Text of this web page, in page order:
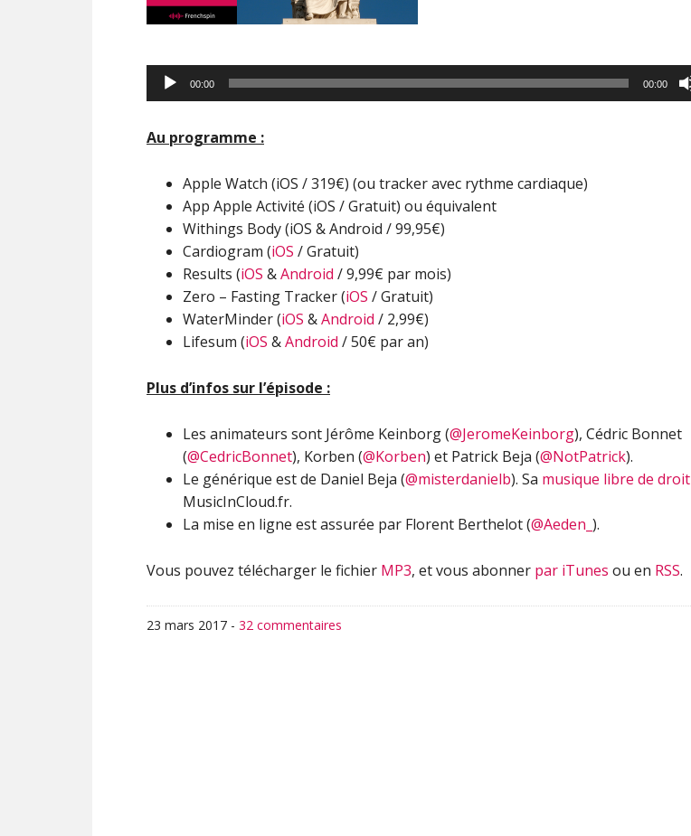
Lecteur
audio
00:00 00:00
Au programme :
Apple Watch (iOS / 319€) (ou tracker avec rythme cardiaque)
App Apple Activité (iOS / Gratuit) ou équivalent
Withings Body (iOS & Android / 99,95€)
Cardiogram (iOS / Gratuit)
Results (iOS &Android / 9,99€ par mois)
Zero – Fasting Tracker (iOS / Gratuit)
WaterMinder (iOS &Android / 2,99€)
Lifesum (iOS &Android / 50€ par an)
Plus d’infos sur l’épisode :
Les animateurs sont Jérôme Keinborg (@JeromeKeinborg), Cédric Bonnet
(@CedricBonnet), Korben (@Korben) et Patrick Beja (@NotPatrick).
Le générique est de Daniel Beja (@misterdanielb). Sa musique libre de droit
MusicInCloud.fr.
La mise en ligne est assurée par Florent Berthelot (@Aeden_ ).
Vous pouvez télécharger le fichier MP3, et vous abonner par iTunes ou en RSS.
23 mars 2017 - 32 commentaires